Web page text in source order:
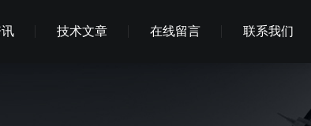
技术文章 在线留言 联系我们